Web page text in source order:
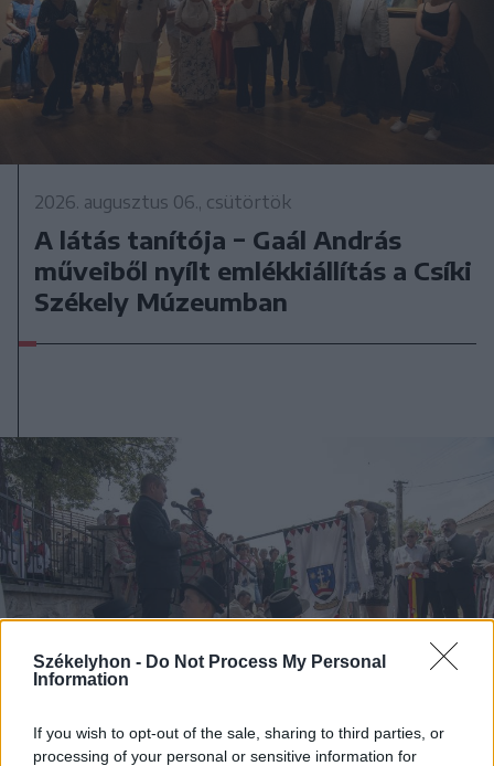
Székelyhon - Do Not Process My Personal
Information
If you wish to opt-out of the sale, sharing to third parties, or
processing of your personal or sensitive information for
2026. augusztus 06., csütörtök
A látás tanítója − Gaál András
műveiből nyílt emlékkiállítás a Csíki
Székely Múzeumban